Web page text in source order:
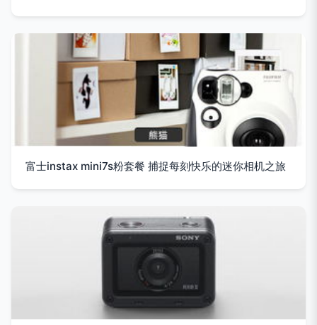
富士instax mini7s粉套餐 捕捉每刻快乐的迷你相机之旅